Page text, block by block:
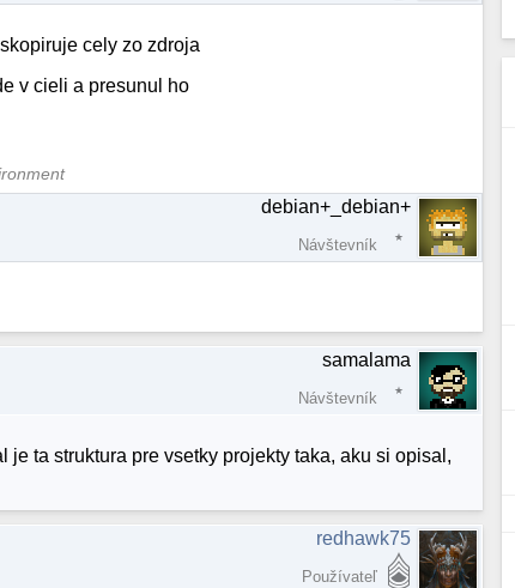
cely zo zdroja
v cieli a presunul ho
debian+_debian+
Návštevník
samalama
Návštevník
ta struktura pre vsetky projekty taka, aku si opisal,
redhawk75
Používateľ